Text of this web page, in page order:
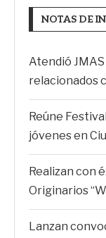
NOTAS DE
Atendió
relacionados
Reúne
jóvenes en
Realizan con
Originarios
Lanzan